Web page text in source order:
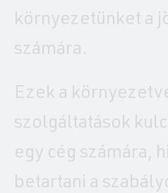
környezetünket a
számára.
Ezek a
szolgáltatások
egy cég számára,
betartani a